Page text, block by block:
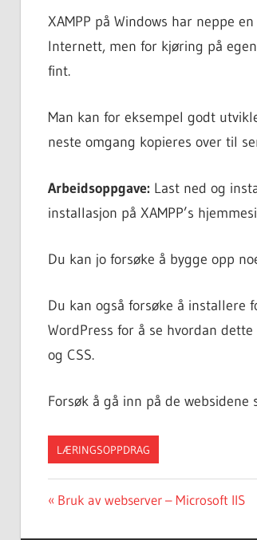
XAMPP på Windows har neppe
Internett, men for kjøring på
fint.
Man kan for eksempel godt
neste omgang kopieres over til
Arbeidsoppgave: Last ned og
installasjon på XAMPP’s
Du kan jo forsøke å bygge opp
Du kan også forsøke å installere
WordPress for å se hvordan
og CSS.
Forsøk å gå inn på de
LÆRINGSOPPDRAG
Post
navigation
Previous
Bruk av webserver – Microsoft IIS